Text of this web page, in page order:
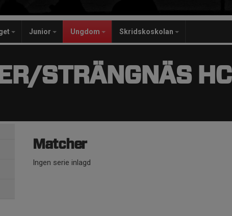
Junior Ungdom Skridskoskolan
STRÄNGNÄS HC
Matcher
Ingen serie inlagd